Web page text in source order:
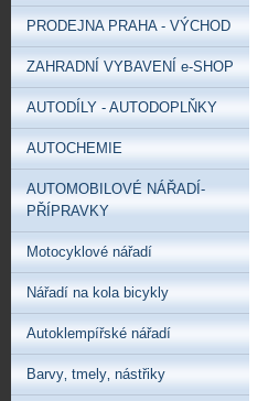
PRODEJNA PRAHA - VÝCHOD
ZAHRADNÍ VYBAVENÍ e-SHOP
AUTODÍLY - AUTODOPLŇKY
AUTOCHEMIE
AUTOMOBILOVÉ NÁŘADÍ-
PŘÍPRAVKY
Motocyklové nářadí
Nářadí na kola bicykly
Autoklempířské nářadí
Barvy‚ tmely‚ nástřiky